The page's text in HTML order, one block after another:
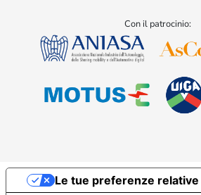
Con il patrocinio:
Le tue preferenze relative